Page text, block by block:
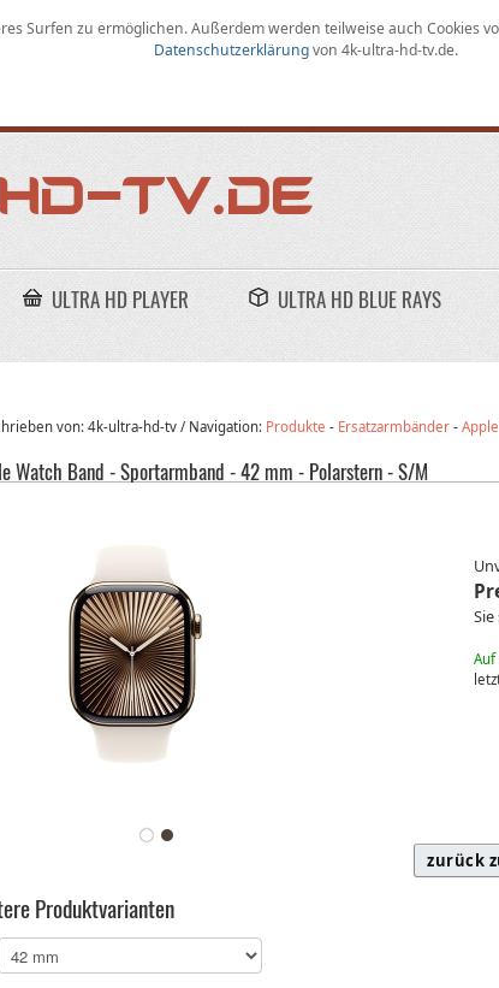
Surfen zu ermöglichen.Außerdem werden teilweise auch Cookies
Datenschutzerklärungvon 4k-ultra-hd-tv.de.
ULTRA HD PLAYER ULTRA HD BLUE RAYS
von: 4k-ultra-hd-tv / Navigation: Produkte - Ersatzarmbänder -Apple
Watch Band - Sportarmband - 42 mm - Polarstern - S/M
Auf
zurück
Produktvarianten